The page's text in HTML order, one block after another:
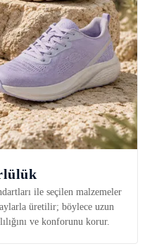
ile seçilen malzemeler
üretilir; böylece uzun
ve konforunu korur.